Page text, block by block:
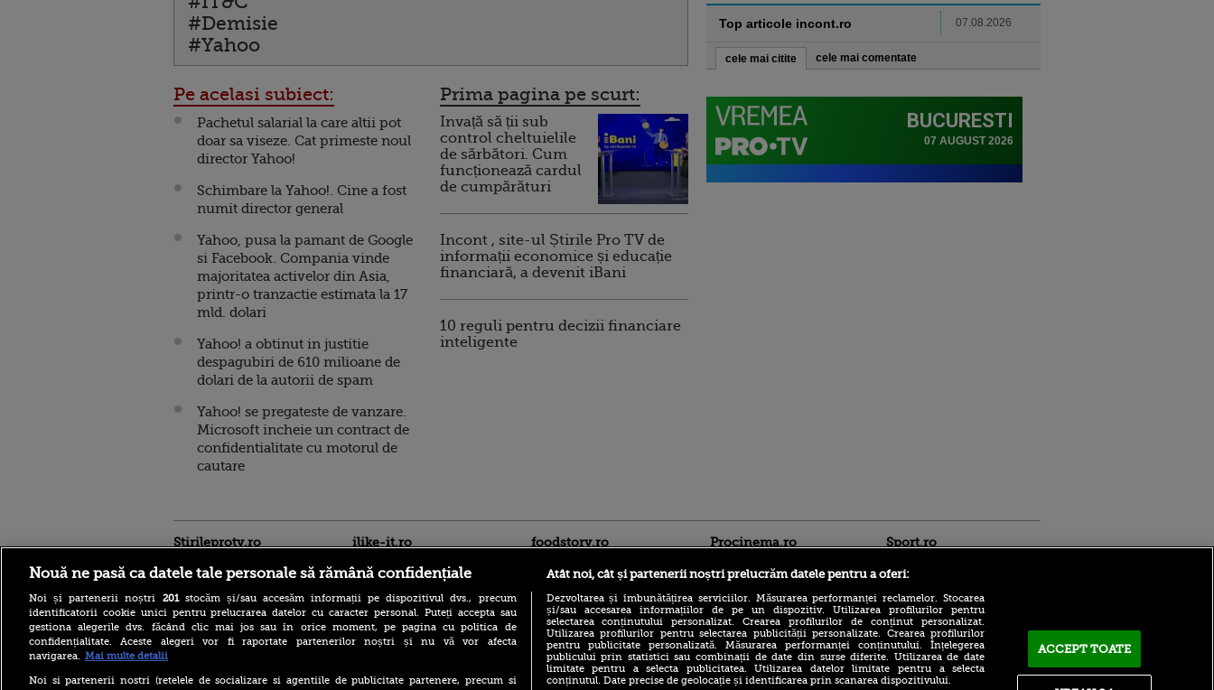
#Demisie
#Yahoo
Pe acelasi subiect:
Pachetul salarial la care altii pot
doar sa viseze. Cat primeste noul
director Yahoo!
Schimbare la Yahoo!. Cine a fost
numit director general
Yahoo, pusa la pamant de Google
si Facebook. Compania vinde
majoritatea activelor din Asia,
printr-o tranzactie estimata la 17
mld. dolari
Yahoo! a obtinut in justitie
despagubiri de 610 milioane de
dolari de la autorii de spam
Yahoo! se pregateste de vanzare.
Microsoft incheie un contract de
confidentialitate cu motorul de
cautare
Prima pagina pe scurt:
Invață să ții sub
control cheltuielile
de sărbători. Cum
funcționează cardul
de cumpărături
Incont , site-ul Știrile Pro TV de
informații economice și educație
financiară, a devenit iBani
10 reguli pentru decizii financiare
inteligente
Top articole incont.ro 07.08.2026
cele mai citite cele mai comentate
Stirileprotv.ro
de țară Moody’s: Am fost
ilike-it.ro foodstory.ro
(P) Descoperă Lumea
Evenimentelor din România
Procinema.ro
Emoții intense pentru
Sport.ro
Vine la CFR Cluj?! Edi
Iordănescu i-a dat
Nouă ne pasă ca datele tale personale să rămână confidențiale
Noi și partenerii noștri 201stocăm și/sau accesăm informații pe dispozitivul dvs., precum
identificatorii cookie unici pentru prelucrarea datelor cu caracter personal. Puteți accepta sau
gestiona alegerile dvs. făcând clic mai jos sau în orice moment, pe pagina cu politica de
confidențialitate. Aceste alegeri vor fi raportate partenerilor noștri și nu vă vor afecta
navigarea. Mai multe detalii
Noi si partenerii nostri (retelele de socializare si agentiile de publicitate partenere, precum si
Atât noi, cât și partenerii noștri prelucrăm datele pentru a oferi:
Dezvoltarea și îmbunătățirea serviciilor. Măsurarea performanței reclamelor. Stocarea
și/sau accesarea informațiilor de pe un dispozitiv. Utilizarea profilurilor pentru
selectarea conținutului personalizat. Crearea profilurilor de conținut personalizat.
Utilizarea profilurilor pentru selectarea publicității personalizate. Crearea profilurilor
pentru publicitate personalizată. Măsurarea performanței conținutului. Înțelegerea
publicului prin statistici sau combinații de date din surse diferite. Utilizarea de date
limitate pentru a selecta publicitatea. Utilizarea datelor limitate pentru a selecta
conținutul. Date precise de geolocație și identificarea prin scanarea dispozitivului.
ACCEPT TOATE